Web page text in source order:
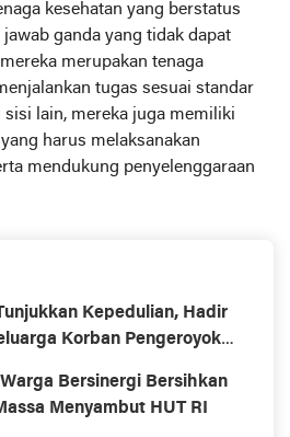
kesehatan yang berstatus
ganda yang tidak dapat
merupakan tenaga
tugas sesuai standar
lain, mereka juga memiliki
harus melaksanakan
mendukung penyelenggaraan
Kepedulian, Hadir
Korban Pengeroyokan
Bersinergi Bersihkan
Menyambut HUT RI